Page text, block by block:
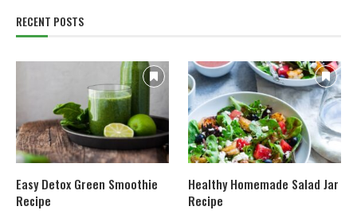
RECENT POSTS
Easy Detox Green Smoothie
Recipe
Healthy Homemade Salad Jar
Recipe